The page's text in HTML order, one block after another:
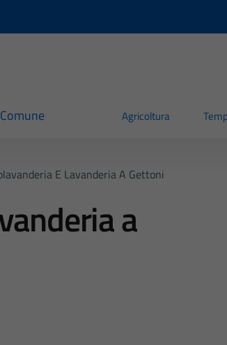
Agricoltura
E Lavanderia A Gettoni
a